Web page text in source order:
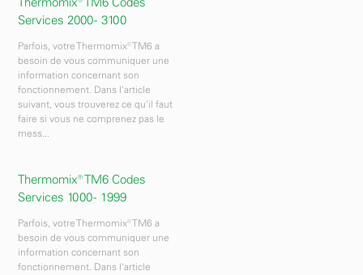
Services 2000 - 3100
Parfois, votre Thermomix® TM6 a
besoin de vous communiquer une
information concernant son
fonctionnement. Dans l'article
suivant, vous trouverez ce qu'il faut
faire si vous ne comprenez pas le
mess...
Thermomix® TM6 Codes
Services 1000 - 1999
Parfois, votre Thermomix® TM6 a
besoin de vous communiquer une
information concernant son
fonctionnement. Dans l'article